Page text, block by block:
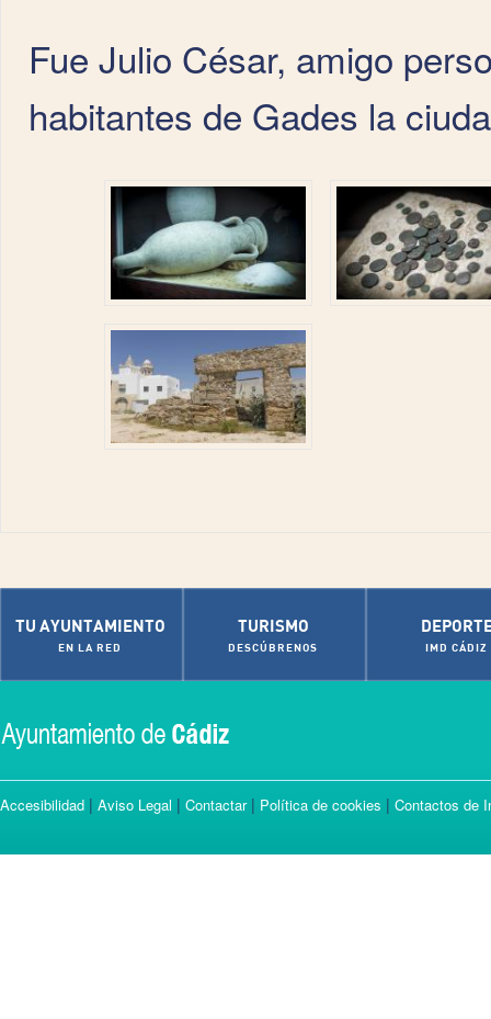
Fue Julio César, amigo
habitantes de Gades la
TU AYUNTAMIENTO
EN LA RED
TURISMO
DESCÚBRENOS IMD CÁDIZ
Accesibilidad | Aviso Legal | Contactar| Política de cookies | Contactos de